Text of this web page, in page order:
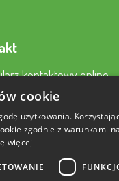
kontaktowy online
2343
cookie
użytkowania.
zgodnie z warunkami
więcej